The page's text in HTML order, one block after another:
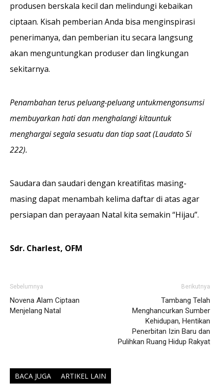
produsen berskala kecil dan melindungi kebaikan
ciptaan. Kisah pemberian Anda bisa menginspirasi
penerimanya, dan pemberian itu secara langsung
akan menguntungkan produser dan lingkungan
sekitarnya.
Penambahan terus peluang-peluang untukmengonsumsi
membuyarkan hati dan menghalangi kitauntuk
menghargai segala sesuatu dan tiap saat (Laudato Si
222).
Saudara dan saudari dengan kreatifitas masing-
masing dapat menambah kelima daftar di atas agar
persiapan dan perayaan Natal kita semakin “Hijau”.
Sdr. Charlest, OFM
Sebelumnya
Novena Alam Ciptaan
Menjelang Natal
Berikutnya
Tambang Telah
Menghancurkan Sumber
Kehidupan, Hentikan
Penerbitan Izin Baru dan
Pulihkan Ruang Hidup Rakyat
BACA JUGA ARTIKEL LAIN